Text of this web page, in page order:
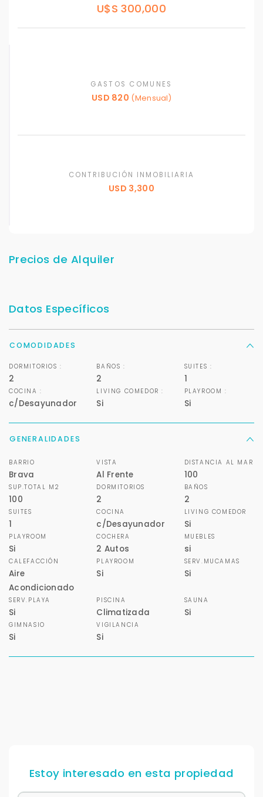
U$S 300,000
GASTOS COMUNES
USD 820 (Mensual)
CONTRIBUCIÓN INMOBILIARIA
USD 3,300
Precios de Alquiler
Datos Específicos
COMODIDADES
DORMITORIOS :
2
BAÑOS :
2
SUITES :
1
COCINA :
c/Desayunador
LIVING COMEDOR :
Si
PLAYROOM :
Si
GENERALIDADES
BARRIO
Brava
VISTA
Al Frente
DISTANCIA AL MAR
100
SUP.TOTAL M2
100
DORMITORIOS
2
BAÑOS
2
SUITES
1
COCINA
c/Desayunador
LIVING COMEDOR
Si
PLAYROOM
Si
COCHERA
2 Autos
MUEBLES
si
CALEFACCIÓN
Aire
Acondicionado
PLAYROOM
Si
SERV.MUCAMAS
Si
SERV.PLAYA
Si
PISCINA
Climatizada
SAUNA
Si
GIMNASIO
Si
VIGILANCIA
Si
Estoy interesado en esta propiedad
Tu WhatsApp *